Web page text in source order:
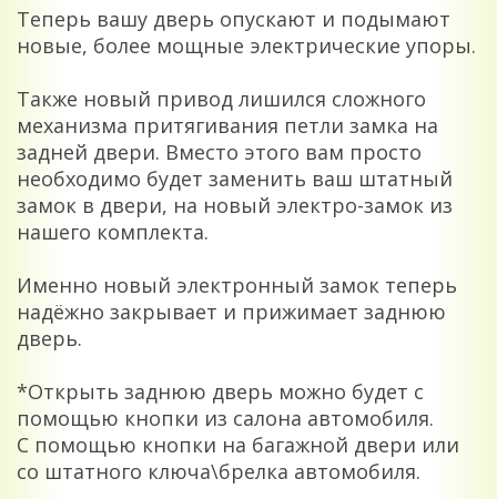
Теперь вашу дверь опускают и подымают
новые, более мощные электрические упоры.
Также новый привод лишился сложного
механизма притягивания петли замка на
задней двери. Вместо этого вам просто
необходимо будет заменить ваш штатный
замок в двери, на новый электро-замок из
нашего комплекта.
Именно новый электронный замок теперь
надёжно закрывает и прижимает заднюю
дверь.
*Открыть заднюю дверь можно будет с
помощью кнопки из салона автомобиля.
С помощью кнопки на багажной двери или
со штатного ключа\брелка автомобиля.